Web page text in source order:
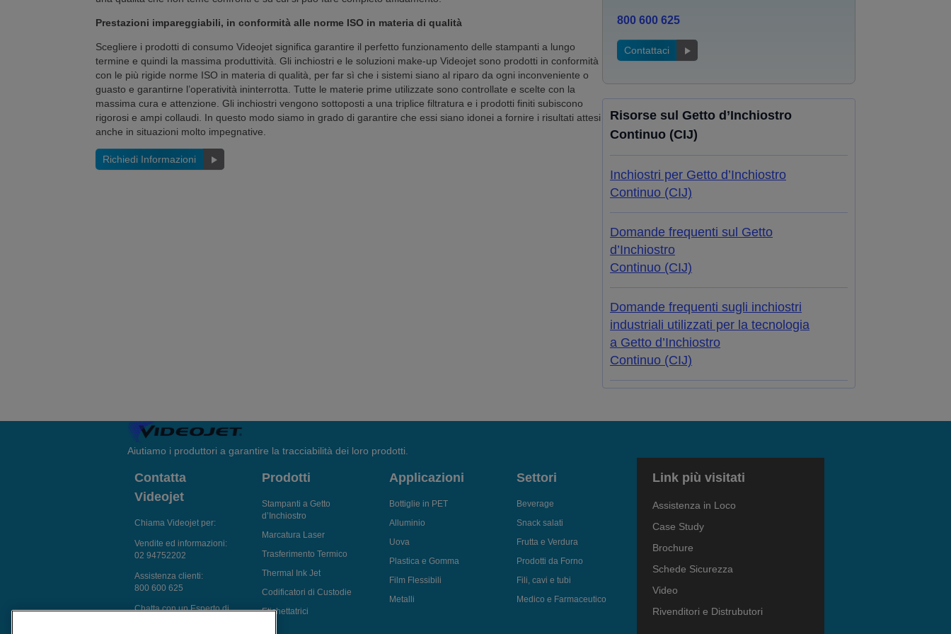
Prestazioni impareggiabili, in conformità alle norme ISO in materia di qualità
Scegliere i prodotti di consumo Videojet significa garantire il perfetto funzionamento delle stampanti a lungo
termine e quindi la massima produttività. Gli inchiostri e le soluzioni make-up Videojet sono prodotti in conformità
con le più rigide norme ISO in materia di qualità, per far sì che i sistemi siano al riparo da ogni inconveniente o
guasto e garantirne l’operatività ininterrotta. Tutte le materie prime utilizzate sono controllate e scelte con la
massima cura e attenzione. Gli inchiostri vengono sottoposti a una triplice filtratura e i prodotti finiti subiscono
rigorosi e ampi collaudi. In questo modo siamo in grado di garantire che essi siano idonei a fornire i risultati attesi
anche in situazioni molto impegnative.
Richiedi Informazioni
800 600 625
Contattaci
Risorse sul Getto d’Inchiostro
Continuo (CIJ)
Inchiostri per Getto d’Inchiostro
Continuo (CIJ)
Domande frequenti sul Getto
d’Inchiostro
Continuo (CIJ)
Domande frequenti sugli inchiostri
industriali utilizzati per la tecnologia
a Getto d’Inchiostro
Continuo (CIJ)
Aiutiamo i produttori a garantire la tracciabilità dei loro prodotti.
Contatta
Videojet
Chiama Videojet per:
Vendite ed informazioni:
02 94752202
Assistenza clienti:
800 600 625
Chatta con un Esperto di
Prodotti
Stampanti a Getto
d’Inchiostro
Marcatura Laser
Trasferimento Termico
Thermal Ink Jet
Codificatori di Custodie
Etichettatrici
Applicazioni
Bottiglie in PET
Alluminio
Uova
Plastica e Gomma
Film Flessibili
Metalli
Settori
Beverage
Snack salati
Frutta e Verdura
Prodotti da Forno
Fili, cavi e tubi
Medico e Farmaceutico
Link più visitati
Assistenza in Loco
Case Study
Brochure
Schede Sicurezza
Video
Rivenditori e Distrubutori